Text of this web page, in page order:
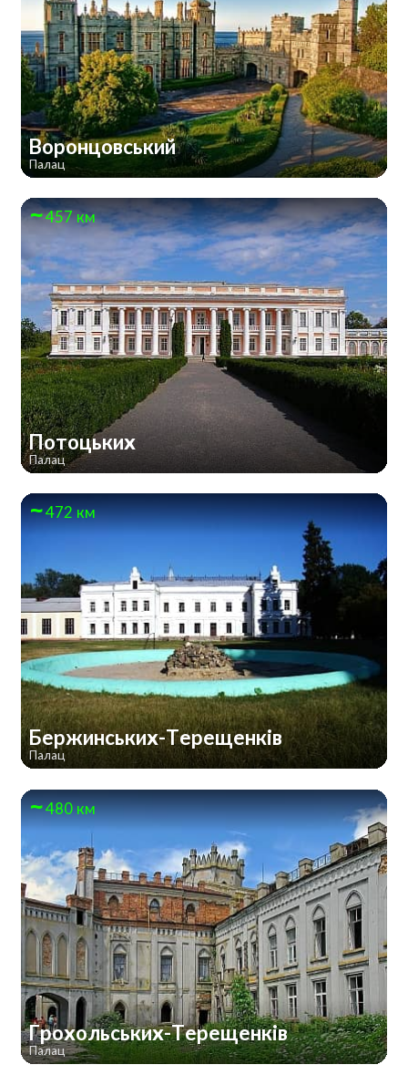
Воронцовський
Палац
457 км
Потоцьких
Палац
472 км
Бержинських-Терещенків
Палац
480 км
Грохольських-Терещенків
Палац